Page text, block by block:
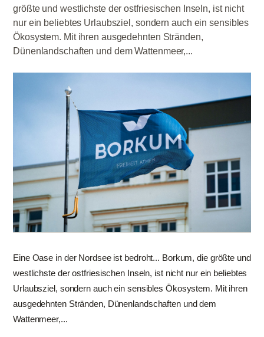
größte und westlichste der ostfriesischen Inseln, ist nicht
nur ein beliebtes Urlaubsziel, sondern auch ein sensibles
Ökosystem. Mit ihren ausgedehnten Stränden,
Dünenlandschaften und dem Wattenmeer,...
Eine Oase in der Nordsee ist bedroht... Borkum, die größte und
westlichste der ostfriesischen Inseln, ist nicht nur ein beliebtes
Urlaubsziel, sondern auch ein sensibles Ökosystem. Mit ihren
ausgedehnten Stränden, Dünenlandschaften und dem
Wattenmeer,...